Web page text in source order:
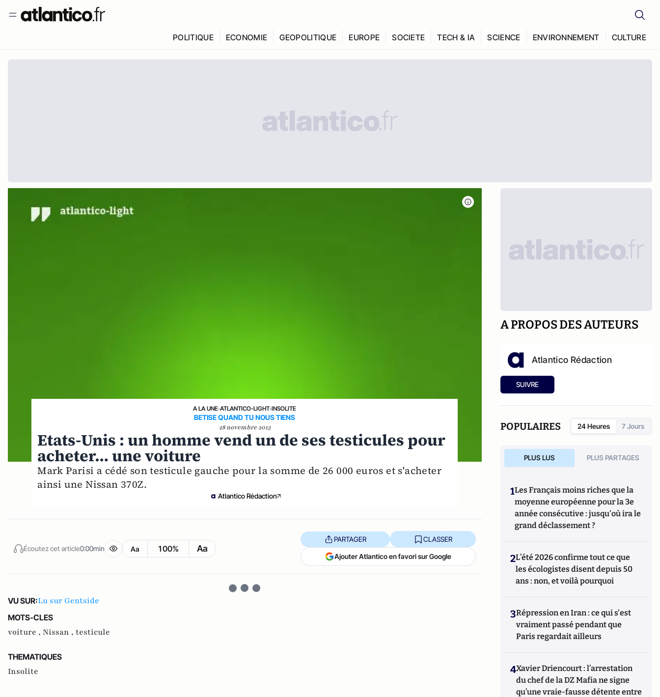
POLITIQUE ECONOMIE GEOPOLITIQUE EUROPE SOCIETE TECH & IA SCIENCE ENVIRONNEMENT CULTURE
A LA UNE›ATLANTICO-LIGHT›INSOLITE
BETISE QUAND TU NOUS TIENS
28 novembre 2013
Etats-Unis : un homme vend un de ses testicules pour
acheter… une voiture
Mark Parisi a cédé son testicule gauche pour la somme de 26 000 euros et s'acheter
ainsi une Nissan 370Z.
Atlantico Rédaction
Écoutez cet article0:00min Aa 100% Aa
PARTAGER CLASSER
Ajouter Atlantico en favori sur Google
VU SUR:Lu sur Gentside
MOTS-CLES
voiture , Nissan , testicule
THEMATIQUES
Insolite
A PROPOS DES AUTEURS
Atlantico Rédaction
SUIVRE
POPULAIRES 24 Heures 7 Jours
PLUS LUS PLUS PARTAGES
1Les Français moins riches que la
moyenne européenne pour la 3e
année consécutive : jusqu'où ira le
grand déclassement ?
2L’été 2026 confirme tout ce que
les écologistes disent depuis 50
ans : non, et voilà pourquoi
3Répression en Iran : ce qui s'est
vraiment passé pendant que
Paris regardait ailleurs
4Xavier Driencourt : l’arrestation
du chef de la DZ Mafia ne signe
qu’une vraie-fausse détente entre